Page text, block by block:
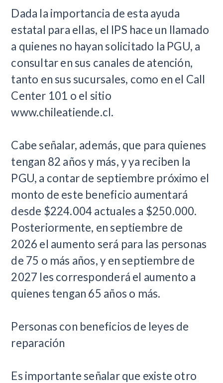
Dada la importancia de esta ayuda
estatal para ellas, el IPS hace un llamado
a quienes no hayan solicitado la PGU, a
consultar en sus canales de atención,
tanto en sus sucursales, como en el Call
Center 101 o el sitio
www.chileatiende.cl.
Cabe señalar, además, que para quienes
tengan 82 años y más, y ya reciben la
PGU, a contar de septiembre próximo el
monto de este beneficio aumentará
desde $224.004 actuales a $250.000.
Posteriormente, en septiembre de
2026 el aumento será para las personas
de 75 o más años, y en septiembre de
2027 les corresponderá el aumento a
quienes tengan 65 años o más.
Personas con beneficios de leyes de
reparación
Es importante señalar que existe otro